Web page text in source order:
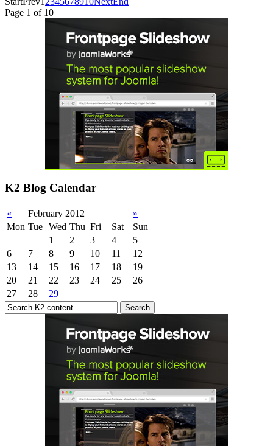
Page 1 of 10
K2 Blog Calendar
« February 2012
»
Mon Tue Wed Thu Fri Sat
Sun
1
2 3 4
5
6
7 8 9 10 11
12
13
14 15 16 17 18
19
20
21 22 23 24 25
26
27
28 29